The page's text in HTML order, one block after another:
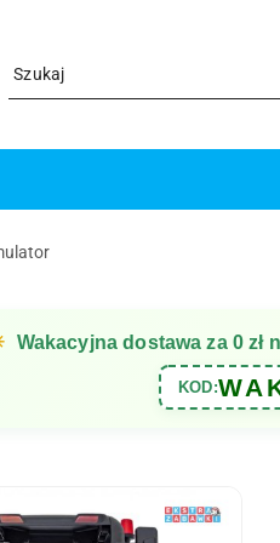
Wakacyjna dostawa za 0
KOD: